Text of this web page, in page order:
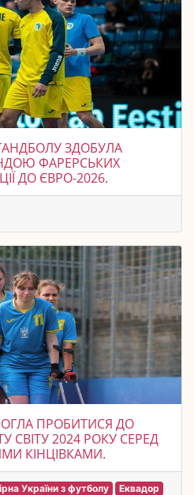
ЗДОБУЛА
ФАРЕРСЬКИХ
ДО ЄВРО-2026.
ПРОБИТИСЯ ДО
СВІТУ 2024 РОКУ СЕРЕД
КІНЦІВКАМИ.
України з футболу Еквадор